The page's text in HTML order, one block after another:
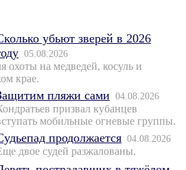
убьют зверей в 2026
05.08.2026
на медведей, косуль и
крае.
пляжи сами 04.08.2026
призвал кубанцев
мобильные огневые группы.
продолжается 04.08.2026
двое судей разжалованы.